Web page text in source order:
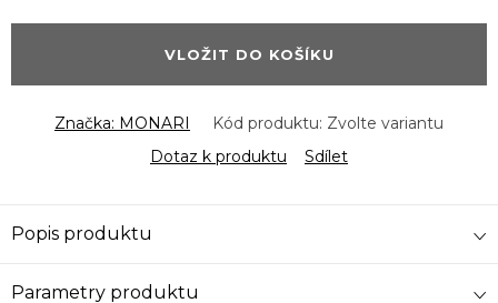
cena:
VLOŽIT DO KOŠÍKU
Značka: MONARI Kód produktu: Zvolte variantu
Dotaz k produktu
Sdílet
Popis produktu
Parametry produktu